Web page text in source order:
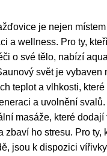
je nejen
a wellness. Pro ty,
o své tělo, nabízí
svět je vybaven
teplot a vlhkosti,
a uvolnění
masáže, které dodají
zbaví ho stresu. Pro ty,
jsou k dispozici